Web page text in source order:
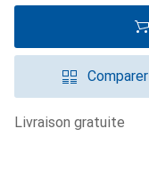
Comparer
livraison gratuite